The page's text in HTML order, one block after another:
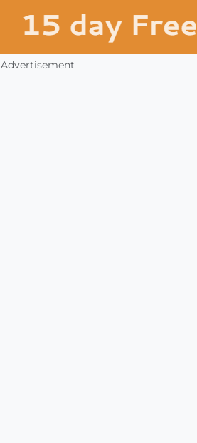
Advertisement